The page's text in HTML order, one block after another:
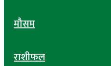
मौसम
राशीफल